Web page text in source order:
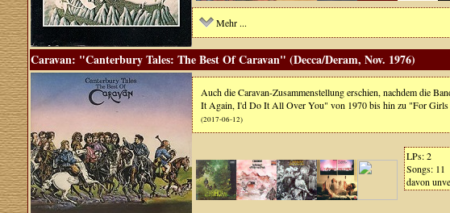
Mehr ...
Caravan: "Canterbury Tales: The Best Of Caravan" (Decca/Deram, Nov. 1976)
Auch die Caravan-Zusammenstellung erschien, nachdem die
It Again, I'd Do It All Over You" von 1970 bis hin zu "For
(2017-06-12)
LPs: 2
Songs: 11
davon